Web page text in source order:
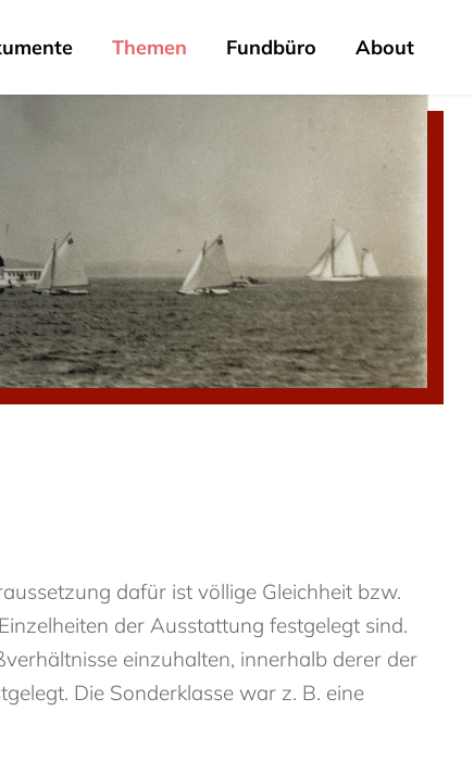
Themen Fundbüro About
dafür ist völlige Gleichheit bzw.
der Ausstattung festgelegt sind.
einzuhalten, innerhalb derer der
Die Sonderklasse war z. B. eine